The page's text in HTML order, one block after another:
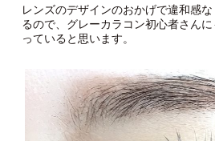
レンズのデザインのおかげで違和感
るので、グレーカラコン初心者さん
っていると思います。